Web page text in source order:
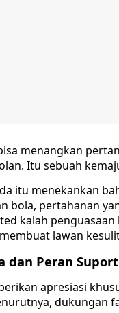
menangkan
Itu sebuah
itu menekankan
bola, pertahanan
kalah
lawan
dan Peran
apresiasi
dukungan